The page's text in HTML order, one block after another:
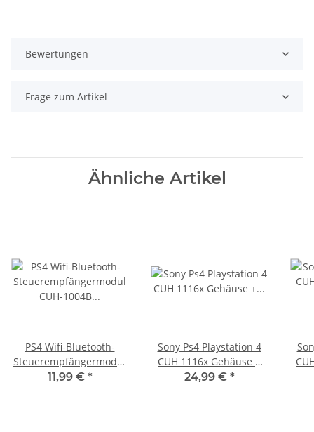
Bewertungen
Frage zum Artikel
Ähnliche Artikel
PS4 Wifi-Bluetooth-
Steuerempfängermodul
CUH-1004B CUH-1116B
11,99 € *
Sony Ps4 Playstation 4
CUH 1116x Gehäuse +
Mittelteil + Bleche
24,99 € *